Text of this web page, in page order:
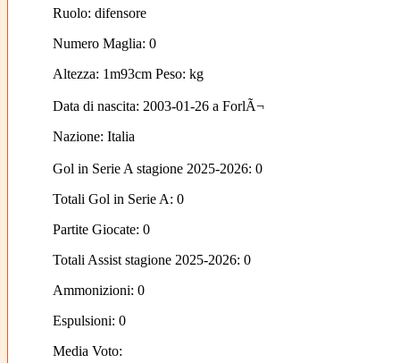
Ruolo: difensore
Numero Maglia: 0
Altezza: 1m93cm Peso: kg
Data di nascita: 2003-01-26 a ForlÃ¬
Nazione: Italia
Gol in Serie A stagione 2025-2026: 0
Totali Gol in Serie A: 0
Partite Giocate: 0
Totali Assist stagione 2025-2026: 0
Ammonizioni: 0
Espulsioni: 0
Media Voto: